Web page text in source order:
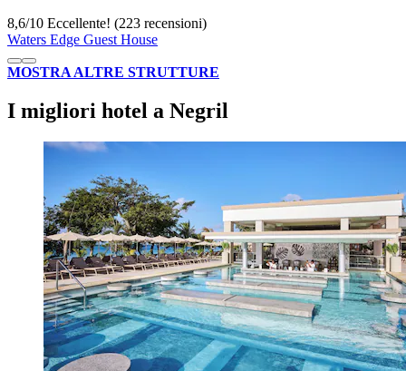
8,6/10 Eccellente! (223 recensioni)
Waters Edge Guest House
MOSTRA ALTRE STRUTTURE
I migliori hotel a Negril